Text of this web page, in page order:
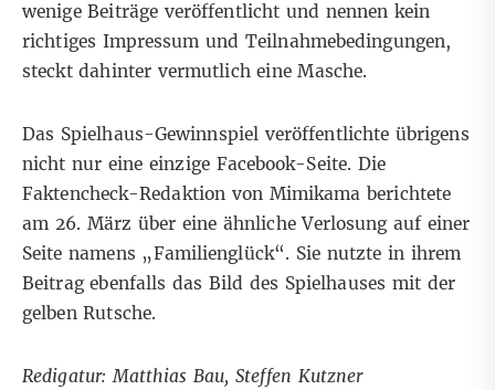
wenige Beiträge veröffentlicht und nennen kein
richtiges Impressum und Teilnahmebedingungen,
steckt dahinter vermutlich eine Masche.
Das Spielhaus-Gewinnspiel veröffentlichte übrigens
nicht nur eine einzige Facebook-Seite. Die
Faktencheck-Redaktion von Mimikama berichtete
am 26. März über eine ähnliche Verlosung auf einer
Seite namens „Familienglück“. Sie nutzte in ihrem
Beitrag ebenfalls das Bild des Spielhauses mit der
gelben Rutsche.
Redigatur: Matthias Bau, Steffen Kutzner